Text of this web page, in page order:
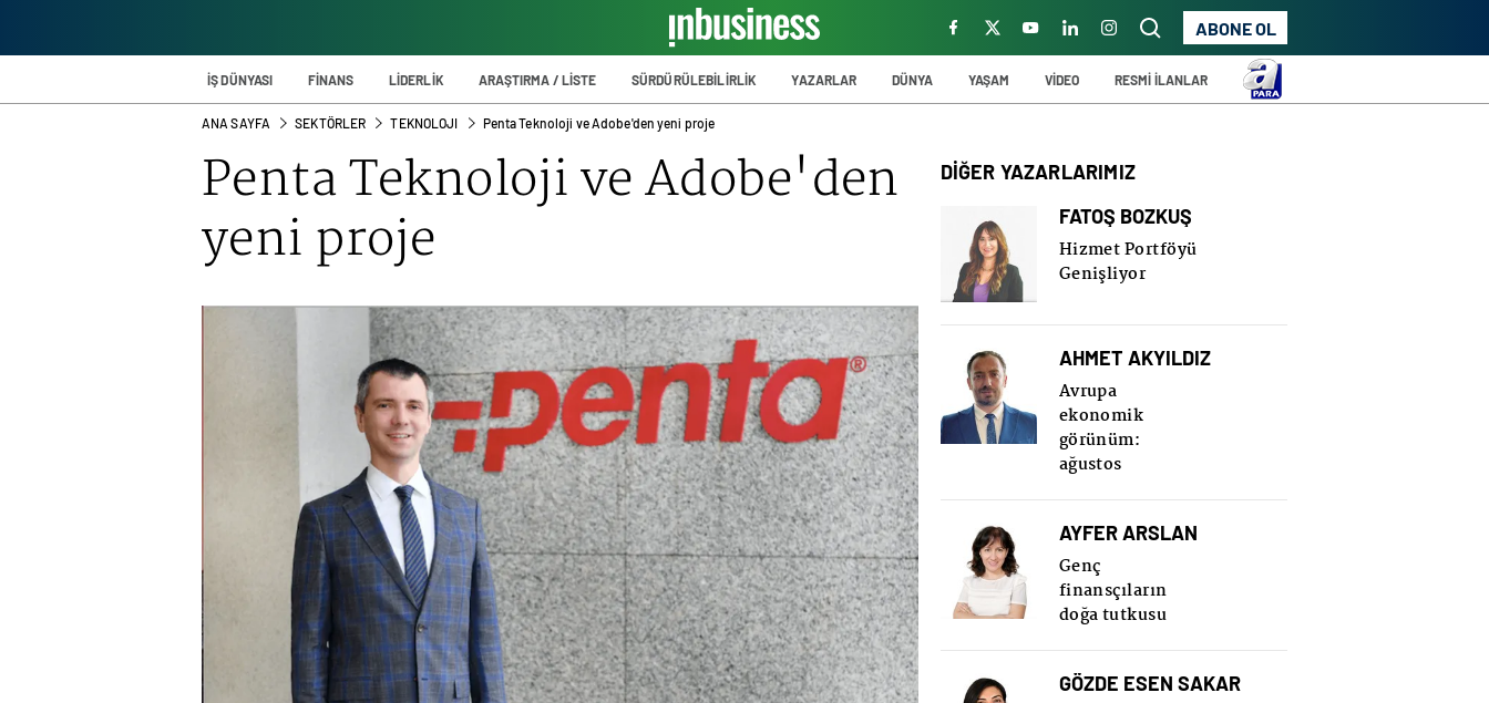
ABONE OL
İŞ DÜNYASI FİNANS LİDERLİK ARAŞTIRMA / LİSTE SÜRDÜRÜLEBİLİRLİK YAZARLAR DÜNYA YAŞAM VİDEO RESMİ İLANLAR
ANA SAYFA SEKTÖRLER TEKNOLOJI Penta Teknoloji ve Adobe'den yeni proje
Penta Teknoloji ve Adobe'den
yeni proje
DİĞER YAZARLARIMIZ
FATOŞ BOZKUŞ
Hizmet Portföyü
Genişliyor
AHMET AKYILDIZ
Avrupa
ekonomik
görünüm:
ağustos
AYFER ARSLAN
Genç
finansçıların
doğa tutkusu
GÖZDE ESEN SAKAR